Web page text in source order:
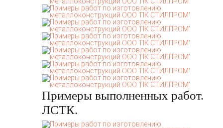
Примеры выполненных работ.
ЛСТК.